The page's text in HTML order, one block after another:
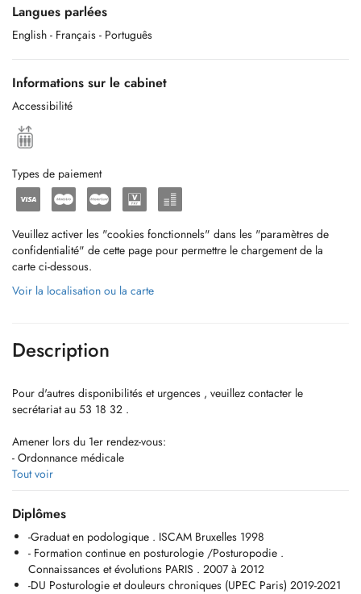
Langues parlées
English - Français - Português
Informations sur le cabinet
Accessibilité
Types de paiement
Veuillez activer les "cookies fonctionnels" dans les "paramètres de
confidentialité" de cette page pour permettre le chargement de la
carte ci-dessous.
Voir la localisation ou la carte
Description
Pour d'autres disponibilités et urgences , veuillez contacter le
secrétariat au 53 18 32 .
Amener lors du 1er rendez-vous:
- Ordonnance médicale
- Comptes rendus radios , examens médicaux
- 2 paires de chaussures
- Chaussures de sport pour les sportifs , chaussures de sécurité
- Une serviette éponge pour couvrir la table d'examen
Tout voir
Diplômes
-Graduat en podologique . ISCAM Bruxelles 1998
- Formation continue en posturologie /Posturopodie .
Connaissances et évolutions PARIS . 2007 à 2012
-DU Posturologie et douleurs chroniques (UPEC Paris) 2019-2021